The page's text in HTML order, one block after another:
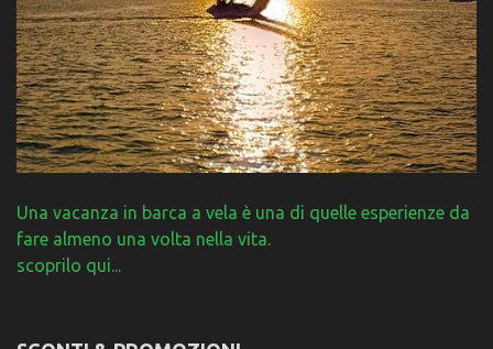
Una vacanza in barca a vela è una di quelle esperienze da
fare almeno una volta nella vita.
scoprilo qui...